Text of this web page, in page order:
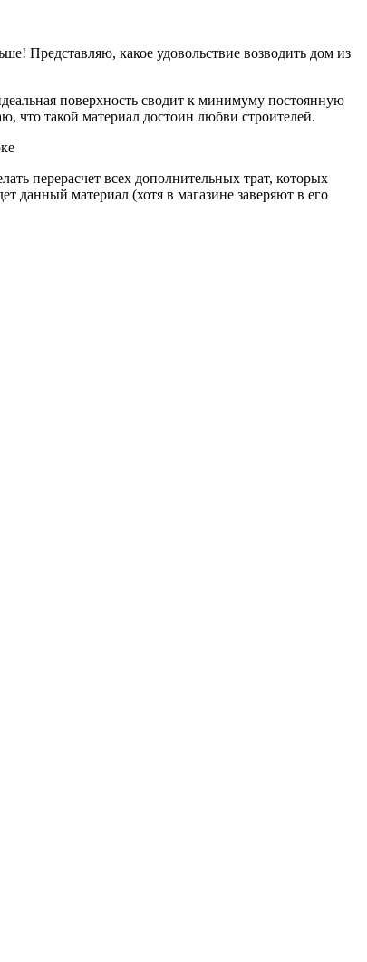
Представляю, какое удовольствие возводить дом из
поверхность сводит к минимуму постоянную
что такой материал достоин любви строителей.
перерасчет всех дополнительных трат, которых
данный материал (хотя в магазине заверяют в его